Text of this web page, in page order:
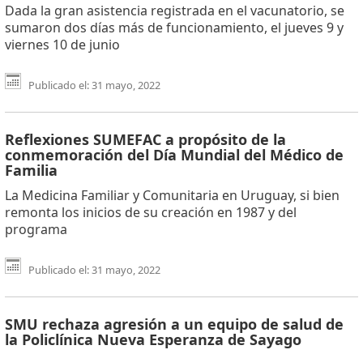
Dada la gran asistencia registrada en el vacunatorio, se
sumaron dos días más de funcionamiento, el jueves 9 y
viernes 10 de junio
Publicado el: 31 mayo, 2022
Reflexiones SUMEFAC a propósito de la
conmemoración del Día Mundial del Médico de
Familia
La Medicina Familiar y Comunitaria en Uruguay, si bien
remonta los inicios de su creación en 1987 y del
programa
Publicado el: 31 mayo, 2022
SMU rechaza agresión a un equipo de salud de
la Policlínica Nueva Esperanza de Sayago